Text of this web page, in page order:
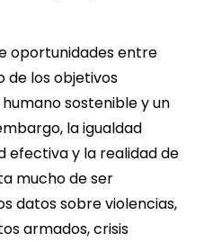
oportunidades entre
de los objetivos
sostenible y un
la igualdad
efectiva y la realidad de
mucho de ser
datos sobre violencias,
armados, crisis